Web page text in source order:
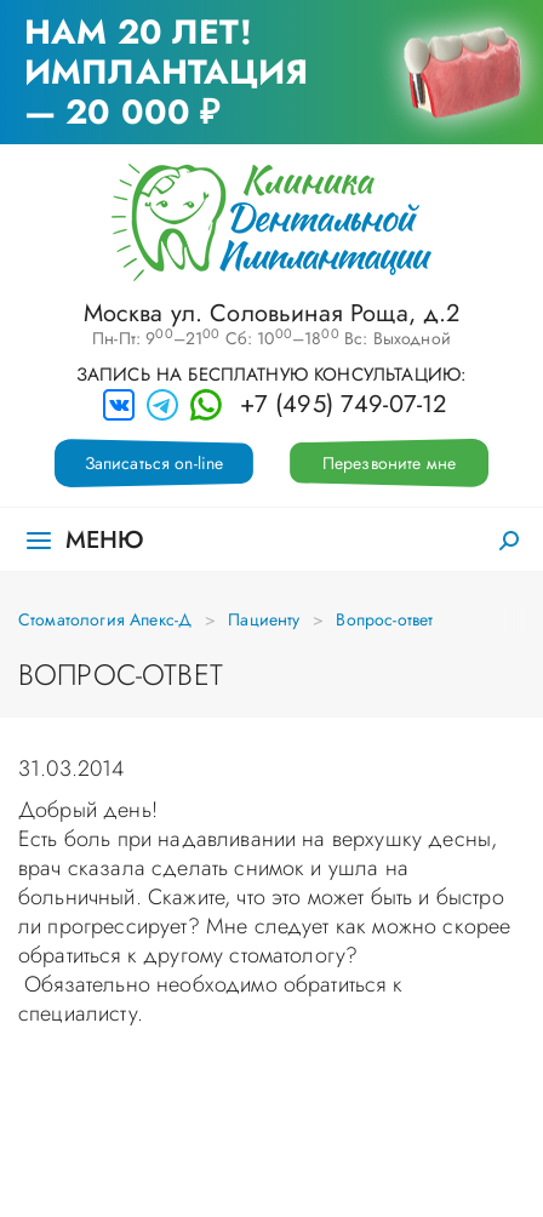
НАМ 20 ЛЕТ!
ИМПЛАНТАЦИЯ
— 20 000 ₽
Москва ул. Соловьиная Роща, д.2
Пн-Пт: 900–2100 Сб: 1000–1800 Вс: Выходной
ЗАПИСЬ НА БЕСПЛАТНУЮ КОНСУЛЬТАЦИЮ:
+7 (495) 749-07-12
Перезвоните мне
Записаться on-line
МЕНЮ
Стоматология Апекс-Д Пациенту Вопрос-ответ
ВОПРОС-ОТВЕТ
31.03.2014
Добрый день!
Есть боль при надавливании на верхушку десны,
врач сказала сделать снимок и ушла на
больничный. Скажите, что это может быть и быстро
ли прогрессирует? Мне следует как можно скорее
обратиться к другому стоматологу?
Обязательно необходимо обратиться к
специалисту.